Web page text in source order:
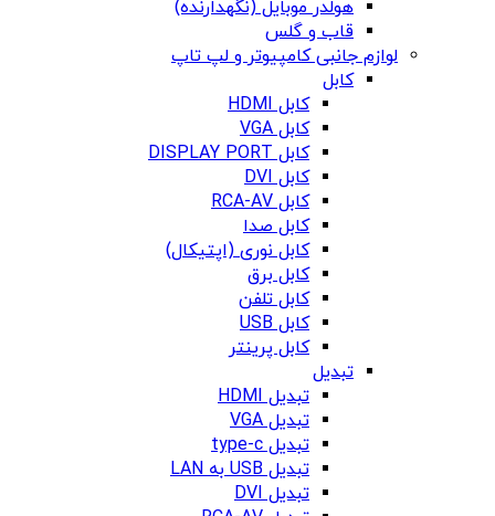
هولدر موبایل (نگهدارنده)
قاب و گلس
لوازم جانبی کامپیوتر و لپ تاپ
کابل
کابل HDMI
کابل VGA
کابل DISPLAY PORT
کابل DVI
کابل RCA-AV
کابل صدا
کابل نوری (اپتیکال)
کابل برق
کابل تلفن
کابل USB
کابل پرینتر
تبدیل
تبدیل HDMI
تبدیل VGA
تبدیل type-c
تبدیل USB به LAN
تبدیل DVI